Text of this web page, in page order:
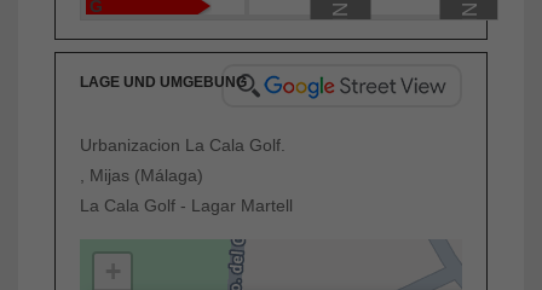
G
LAGE UND UMGEBUNG
Urbanizacion La Cala Golf.
, Mijas (Málaga)
La Cala Golf - Lagar Martell